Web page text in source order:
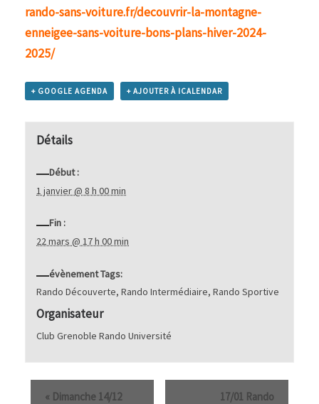
rando-sans-voiture.fr/decouvrir-la-montagne-
enneigee-sans-voiture-bons-plans-hiver-2024-
2025/
+ GOOGLE AGENDA + AJOUTER À ICALENDAR
Détails
Début :
1 janvier @ 8 h 00 min
Fin :
22 mars @ 17 h 00 min
évènement Tags:
Rando Découverte,Rando Intermédiaire,Rando Sportive
Organisateur
Club Grenoble Rando Université
« Dimanche 14/12
17/01 Rando